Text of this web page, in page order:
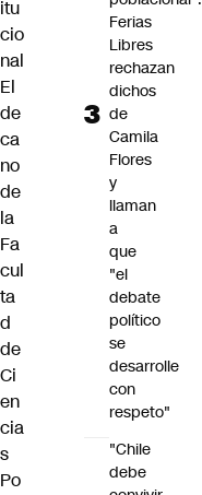
itu
cio
nal
El
de
ca
no
de
la
Fa
cul
ta
d
de
Ci
en
cia
s
Po
Ferias
Libres
rechazan
dichos
de
Camila
Flores
y
llaman
a
que
"el
debate
político
se
desarrolle
con
respeto"
"Chile
debe